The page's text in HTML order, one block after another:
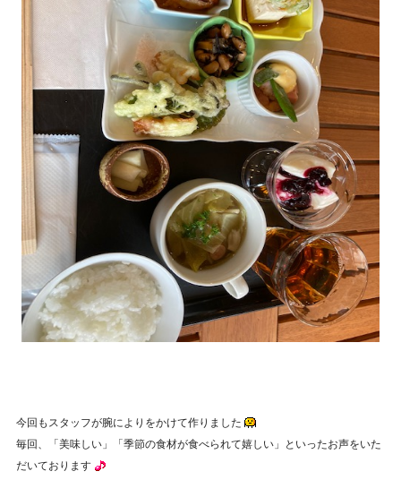
今回もスタッフが腕によりをかけて作りました
毎回、「美味しい」「季節の食材が食べられて嬉しい」といったお声をいた
だいております